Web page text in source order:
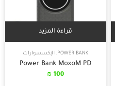
قراءة المزيد
POWER BANK
, الإكسسوارات
Power Bank MoxoM PD
100
₪